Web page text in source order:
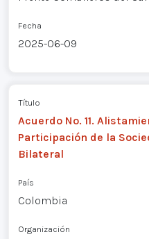
Fecha
2025-06-09
Título
Acuerdo No. 11.
Participación de la
Bilateral
País
Colombia
Organización